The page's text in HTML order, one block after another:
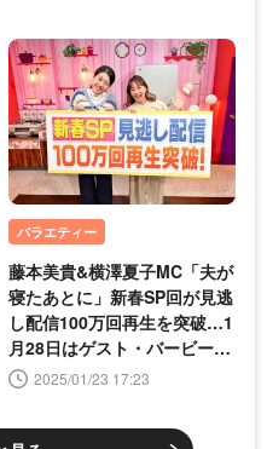
バラエティー
藤本美貴&横澤夏子MC「夫が
寝たあとに」新春SP回が見逃
し配信100万回再生を突破…1
月28日はゲスト・バービーが
本音を語る
2025/01/23 17:23